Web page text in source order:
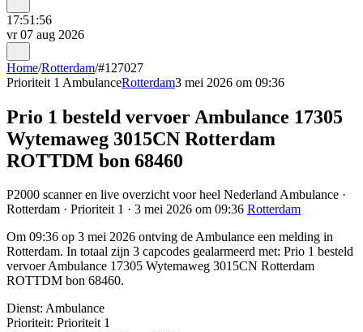
17:51:56
vr 07 aug 2026
Home/Rotterdam/#127027
Prioriteit 1 AmbulanceRotterdam3 mei 2026 om 09:36
Prio 1 besteld vervoer Ambulance 17305
Wytemaweg 3015CN Rotterdam
ROTTDM bon 68460
P2000 scanner en live overzicht voor heel Nederland Ambulance ·
Rotterdam · Prioriteit 1 · 3 mei 2026 om 09:36 Rotterdam
Om 09:36 op 3 mei 2026 ontving de Ambulance een melding in
Rotterdam. In totaal zijn 3 capcodes gealarmeerd met: Prio 1 besteld
vervoer Ambulance 17305 Wytemaweg 3015CN Rotterdam
ROTTDM bon 68460.
Dienst: Ambulance
Prioriteit: Prioriteit 1